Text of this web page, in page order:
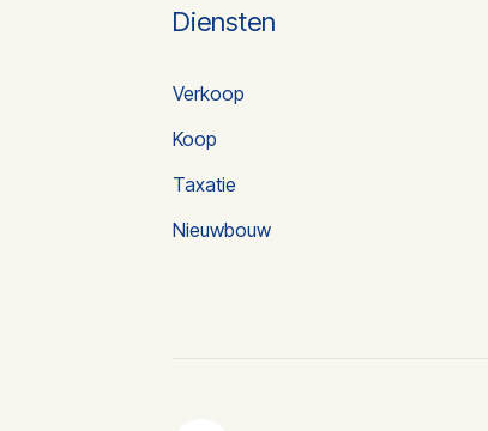
Diensten
Verkoop
Koop
Taxatie
Nieuwbouw